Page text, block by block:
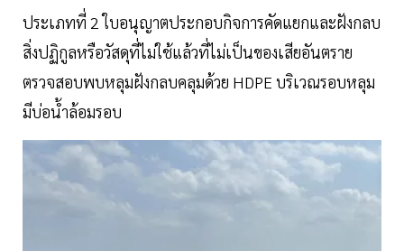
ประเภทที่ 2 ใบอนุญาตประกอบกิจการคัดแยกและฝังกลบ
สิ่งปฏิกูลหรือวัสดุที่ไม่ใช้แล้วที่ไม่เป็นของเสียอันตราย
ตรวจสอบพบหลุมฝังกลบคลุมด้วย HDPE บริเวณรอบหลุม
มีบ่อน้ำล้อมรอบ